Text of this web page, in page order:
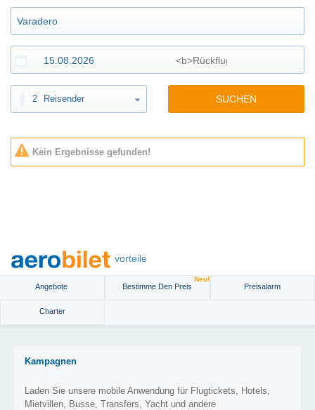
2 Reisender SUCHEN
Kein Ergebnisse gefunden!
vorteile
Angebote Bestimme Den Preis
Neu!
Preisalarm
Charter
Kampagnen
Laden Sie unsere mobile Anwendung für Flugtickets, Hotels,
Mietvillen, Busse, Transfers, Yacht und andere